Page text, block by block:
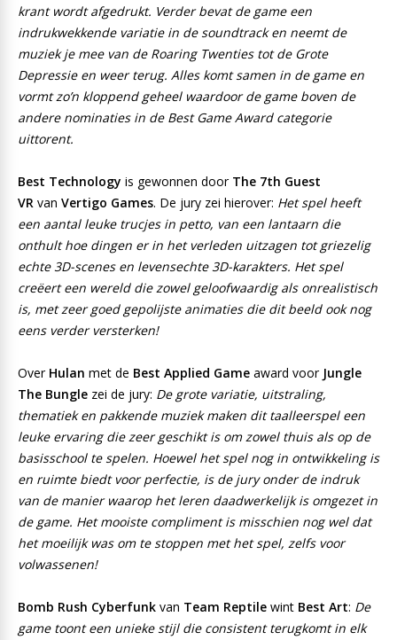
krant wordt afgedrukt. Verder bevat de game een
indrukwekkende variatie in de soundtrack en neemt de
muziek je mee van de Roaring Twenties tot de Grote
Depressie en weer terug. Alles komt samen in de game en
vormt zo’n kloppend geheel waardoor de game boven de
andere nominaties in de Best Game Award categorie
uittorent.
Best Technology is gewonnen door The 7th Guest
VR van Vertigo Games. De jury zei hierover: Het spel heeft
een aantal leuke trucjes in petto, van een lantaarn die
onthult hoe dingen er in het verleden uitzagen tot griezelig
echte 3D-scenes en levensechte 3D-karakters. Het spel
creëert een wereld die zowel geloofwaardig als onrealistisch
is, met zeer goed gepolijste animaties die dit beeld ook nog
eens verder versterken!
Over Hulan met de Best Applied Game award voor Jungle
The Bungle zei de jury: De grote variatie, uitstraling,
thematiek en pakkende muziek maken dit taalleerspel een
leuke ervaring die zeer geschikt is om zowel thuis als op de
basisschool te spelen. Hoewel het spel nog in ontwikkeling is
en ruimte biedt voor perfectie, is de jury onder de indruk
van de manier waarop het leren daadwerkelijk is omgezet in
de game. Het mooiste compliment is misschien nog wel dat
het moeilijk was om te stoppen met het spel, zelfs voor
volwassenen!
Bomb Rush Cyberfunk van Team Reptile wint Best Art: De
game toont een unieke stijl die consistent terugkomt in elk